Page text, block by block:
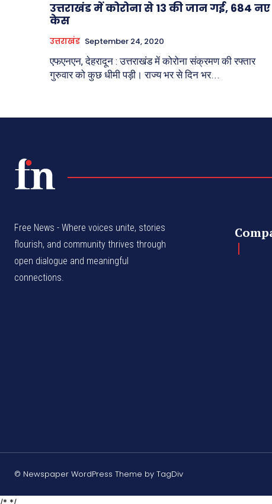
उत्तराखंड में कोरोना से 13 की जान गई, 684 नए
केस
उत्तराखंड September 24, 2020
एफएनएन, देहरादून : उत्तराखंड में कोरोना संक्रमण की रफ्तार
गुरुवार को कुछ धीमी पड़ी। राज्य भर से दिन भर...
Free News - Where voices unite, stories
flourish, and community thrives through
open dialogue and meaningful
connections.
© Newspaper WordPress Theme by TagDiv
/* */